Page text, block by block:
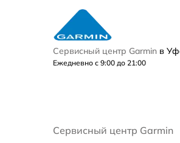
Сервисный центр Garmin в
Ежедневно с 9:00 до 21:00
Сервисный центр Garmin